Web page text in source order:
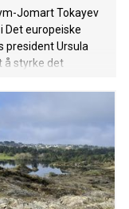
Jomart Tokayev
Det europeiske
president Ursula
å styrke det
og